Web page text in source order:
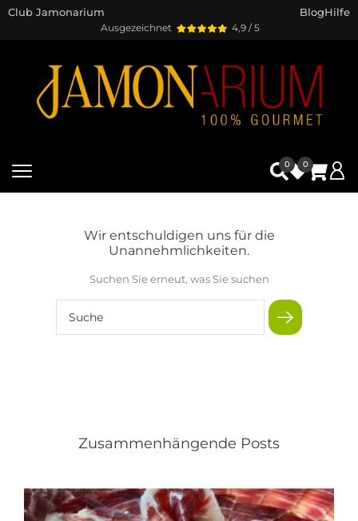
Ausgezeichnet 4,9 / 5
Club Jamonarium BlogHilfe
0 0
Wir entschuldigen uns für die
Unannehmlichkeiten.
Suchen Sie erneut, was Sie suchen
Zusammenhängende Posts